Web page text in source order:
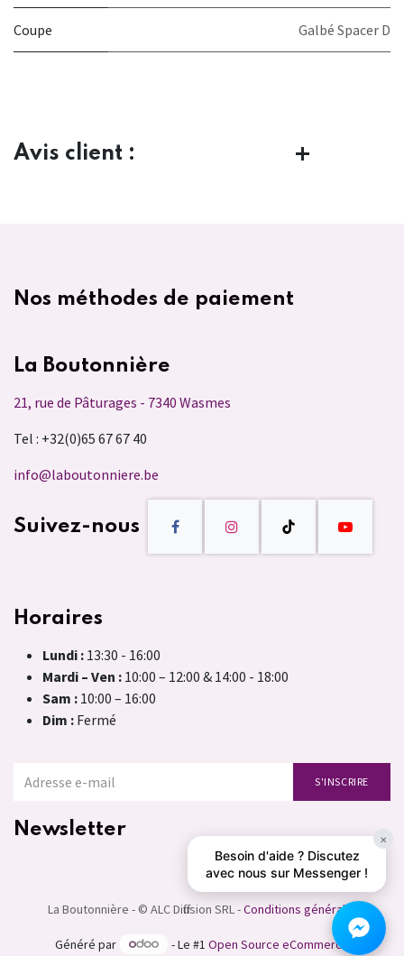
Coupe Galbé Spacer D
Avis client :
Nos méthodes de paiement
La Boutonnière
21, rue de Pâturages - 7340 Wasmes
Tel : +32(0)65 67 67 40
info@laboutonniere.be
Suivez-nous
Horaires
Lundi : 13:30 - 16:00
Mardi – Ven : 10:00 – 12:00 & 14:00 - 18:00
Sam : 10:00 – 16:00
Dim : Fermé
S'INSCRIRE
Newsletter ×
Besoin d'aide ? Discutez
avec nous sur Messenger !
La Boutonnière - © ALC Diffusion SRL -Conditions générales
Généré par - Le #1 Open Source eCommerce